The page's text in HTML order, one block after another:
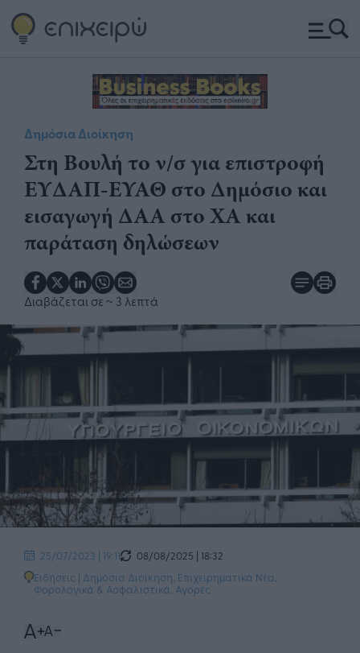
Δημόσια Διοίκηση
​Στη Βουλή το ν/σ για επιστροφή
ΕΥΔΑΠ-ΕΥΑΘ στο Δημόσιο και
εισαγωγή ΔΑΑ στο ΧΑ και
παράταση δηλώσεων​
Διαβάζεται σε ~ 3 λεπτά
25/07/2023 | 19:11
08/08/2025 | 18:32
Ειδήσεις | Δημόσια Διοίκηση Επιχειρηματικά Νέα
Φορολογικά & Ασφαλιστικά Αγορές